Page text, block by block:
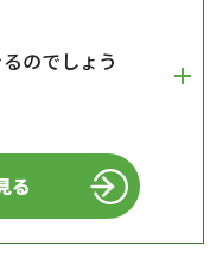
のでしょう
る